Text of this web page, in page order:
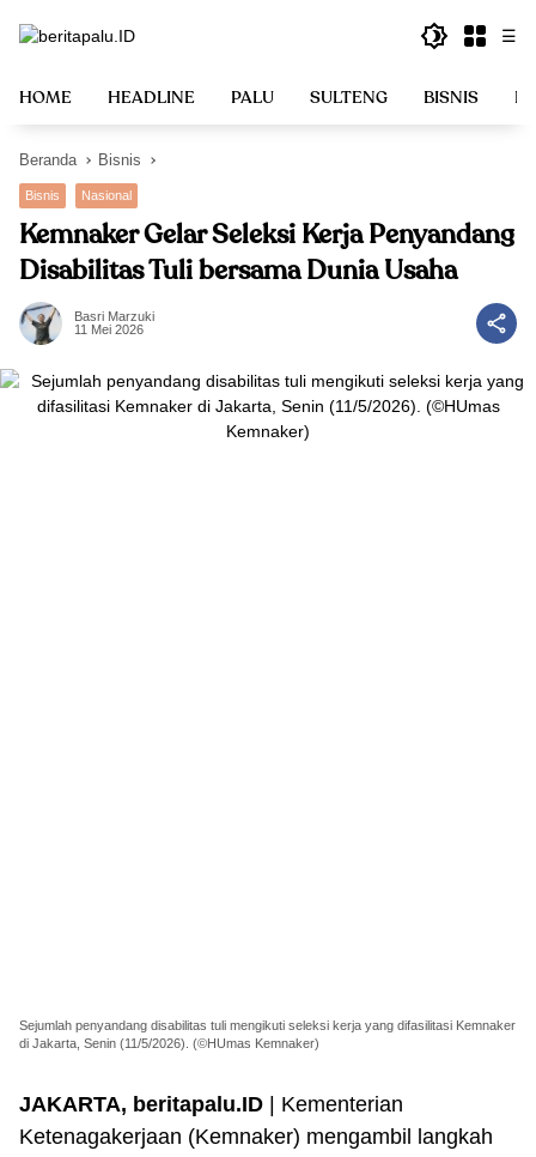
☰
HOME HEADLINE PALU SULTENG BISNIS
Beranda Bisnis
Bisnis Nasional
Kemnaker Gelar Seleksi Kerja Penyandang
Disabilitas Tuli bersama Dunia Usaha
Basri Marzuki
11 Mei 2026
Sejumlah penyandang disabilitas tuli mengikuti seleksi kerja yang difasilitasi Kemnaker
di Jakarta, Senin (11/5/2026). (©HUmas Kemnaker)
JAKARTA, beritapalu.ID | Kementerian
Ketenagakerjaan (Kemnaker) mengambil langkah